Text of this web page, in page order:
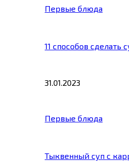
Первые блюда
11 способов сделать
31.01.2023
Первые блюда
Тыквенный суп с